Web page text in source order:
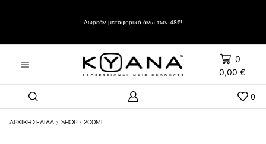
Δωρεάν μεταφορικά άνω των 48€!
0
0,00 €
0
ΑΡΧΙΚΉ ΣΕΛΊΔΑ SHOP 200ML